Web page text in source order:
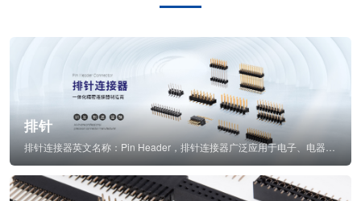
排针